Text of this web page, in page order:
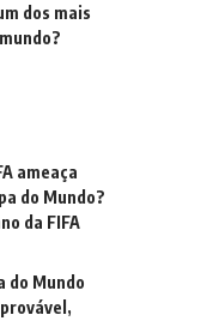
dos mais
ameaça
do Mundo?
da FIFA
do Mundo